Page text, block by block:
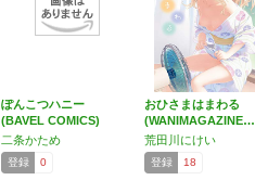
ぽんこつハニー
(BAVEL COMICS)
二条かため
登録 0
おひさまはまわる
(WANIMAGAZINE…
荒田川にけい
登録 18